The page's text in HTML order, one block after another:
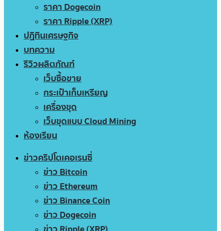
ราคา Dogecoin
ราคา Ripple (XRP)
ปฏิทินเศรษฐกิจ
บทความ
รีวิวผลิตภัณฑ์
เว็บซื้อขาย
กระเป๋าเก็บเหรียญ
เครื่องขุด
เว็บขุดแบบ Cloud Mining
ห้องเรียน
ข่าวคริปโตเคอเรนซี่
ข่าว Bitcoin
ข่าว Ethereum
ข่าว Binance Coin
ข่าว Dogecoin